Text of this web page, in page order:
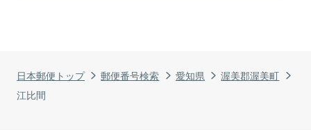
日本郵便トップ 郵便番号検索 愛知県
渥美郡渥美町
江比間